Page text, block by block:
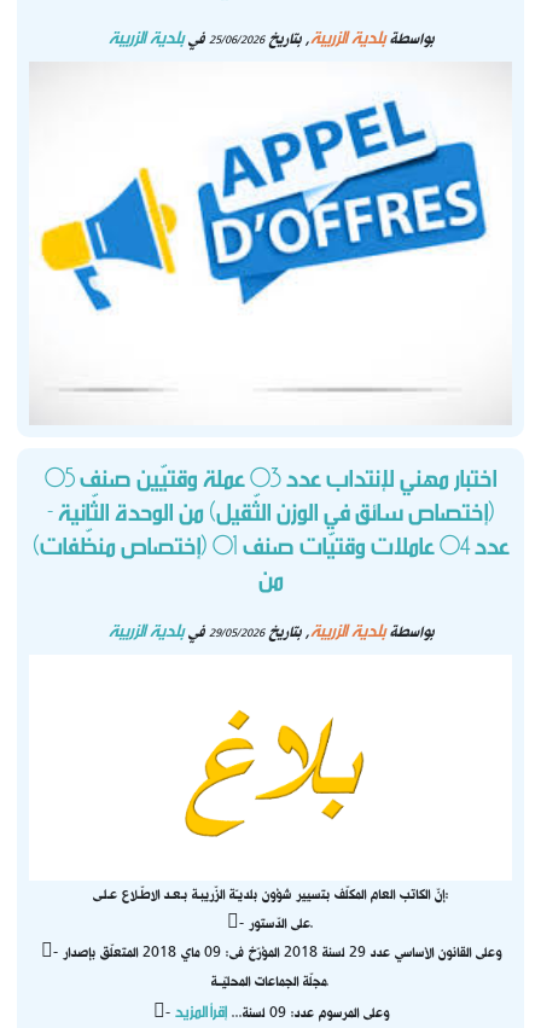
2024
2024
بواسطةبلدية الزريبة, بتاريخ25/06/2026فيبلدية الزريبة
اختبار مهني لإنتداب عدد 03 عملة وقتيّين صنف 05
(إختصاص سائق في الوزن الثّقيل) من الوحدة الثّانية -
عدد 04 عاملات وقتيّات صنف 01 (إختصاص منظّفات)
من
بواسطةبلدية الزريبة, بتاريخ29/05/2026فيبلدية الزريبة
إنّ الكاتب العام المكلّف بتسيير شؤون بلديـّة الزّريبـة بـعـد الاطّـلاع عـلـى:
- على الدّستور.
- وعلى القانون الأساسي عدد 29 لسنة 2018 المؤرّخ فى: 09 ماي 2018 المتعلّق بإصدار
مجلّة الجماعات المحليّــة.
- وعلى المرسوم عدد: 09 لسنة...
إقرأ المزيد